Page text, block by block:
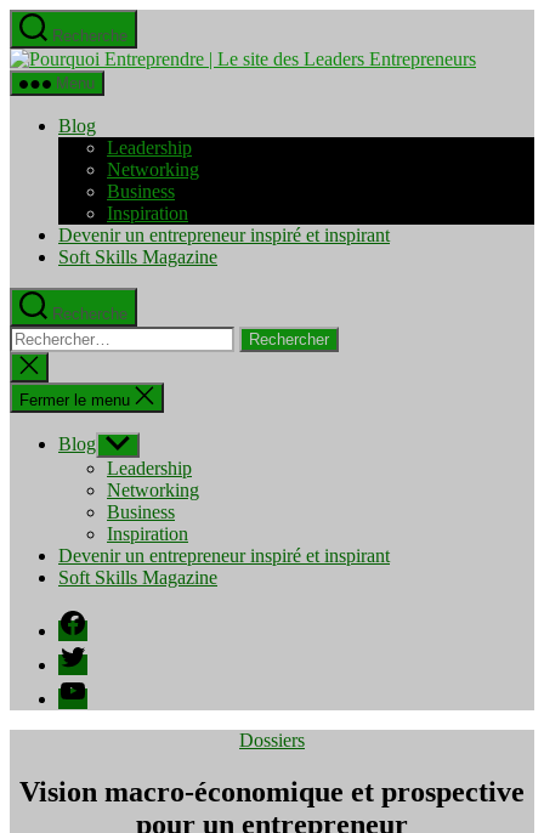
Aller
au
contenu
Recherche
Pourquoi
Menu
Blog
Leadership
Networking
Business
Inspiration
Devenir un entrepreneur inspiré et inspirant
Soft Skills Magazine
Recherche
Rechercher :
Fermer
la
recherche
Fermer le menu
Blog Afficher
le
sous-
menu
Leadership
Networking
Business
Inspiration
Devenir un entrepreneur inspiré et inspirant
Soft Skills Magazine
Facebook
Twitter
YouTube
Catégories
Dossiers
Vision macro-économique et prospective
pour un entrepreneur